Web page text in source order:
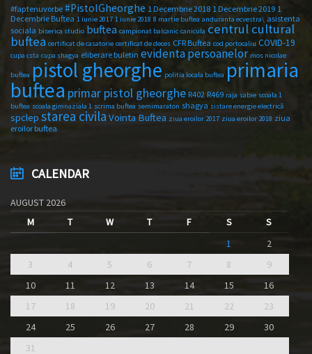
#faptenuvorbe #PistolGheorghe 1 Decembrie 2018 1 Decembrie 2019 1
Decembrie Buftea 1 iunie 2017 1 iunie 2018 8 martie buftea anduranta ecvestra\ asistenta
sociala biserica studio buftea campionat balcanic canicula centrul cultural
buftea certificat de casatorie certificat de deces CFR Buftea cod portocaliu COVID-19
cupa csta cupa shagya eliberare buletin evidenta persoanelor mos nicolae
buftea pistol gheorghe politia locala buftea primaria
buftea primar pistol gheorghe R402 R469 raja sabie scoala 1
buftea scoala gimnaziala 1 scrima buftea semimaraton shagya sistare energie electrică
spclep starea civila Vointa Buftea ziua eroilor 2017 ziua eroilor 2018 ziua
eroilor buftea
CALENDAR
AUGUST 2026
M
T W T F S
S
1
2
3
4 5 6 7 8
9
10
11 12 13 14 15
16
17
18 19 20 21 22
23
24
25 26 27 28 29
30
31